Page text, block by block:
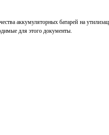
аккумуляторных батарей на
для этого документы.